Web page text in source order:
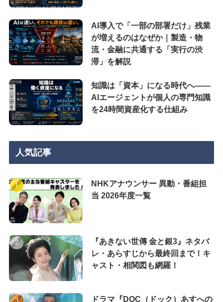
AI導入で「一部の部署だけ」残業
が増えるのはなぜか｜製造・物
流・金融に共通する「実行の渋
滞」を解説
知識は「資本」になる時代へ——
AIエージェントが個人の専門知識
を24時間資産化する仕組み
人気記事
NHKアナウンサー 異動・番組担
当 2026年度一覧
『あきない世傳 金と銀3』ネタバ
レ・あらすじから最終回まで！キ
ャスト・相関図も網羅！
ドラマ『DOC（ドック）あすへの